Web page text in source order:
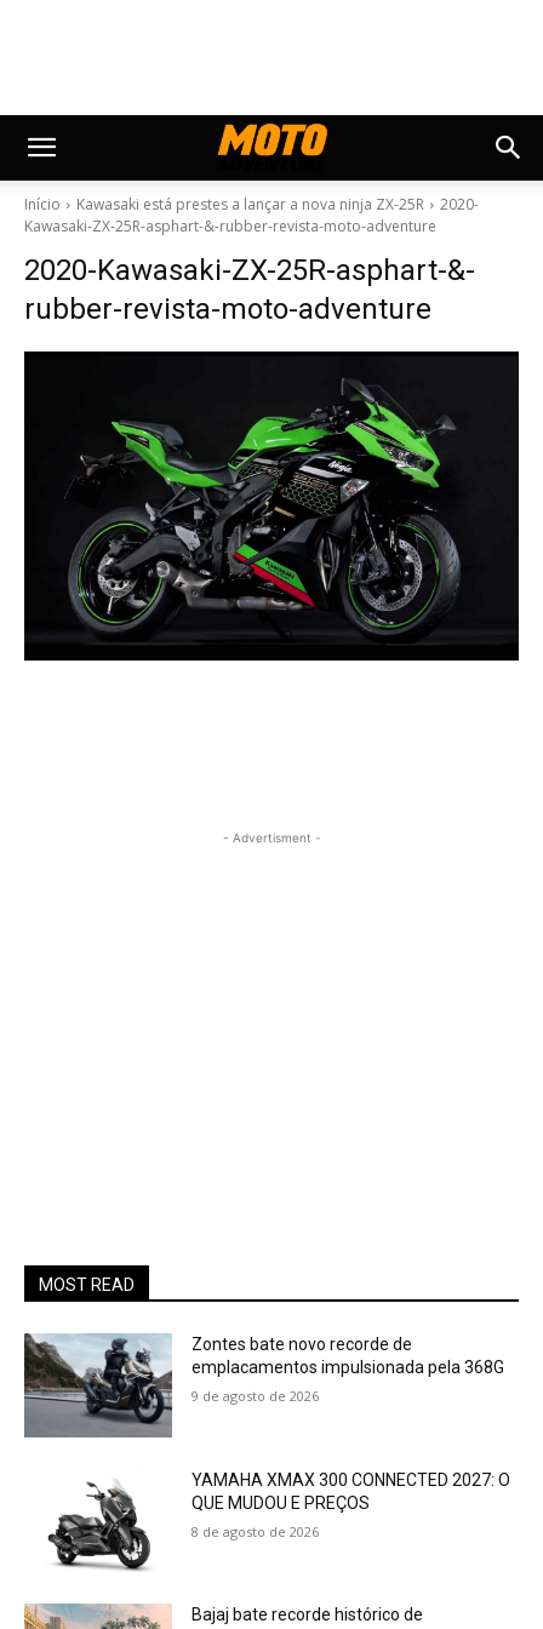
Início Kawasaki está prestes a lançar a nova ninja ZX-25R
2020-
Kawasaki-ZX-25R-asphart-&-rubber-revista-moto-adventure
2020-Kawasaki-ZX-25R-asphart-&-
rubber-revista-moto-adventure
- Advertisment -
MOST READ
Zontes bate novo recorde de
emplacamentos impulsionada pela 368G
9 de agosto de 2026
YAMAHA XMAX 300 CONNECTED 2027: O
QUE MUDOU E PREÇOS
8 de agosto de 2026
Bajaj bate recorde histórico de